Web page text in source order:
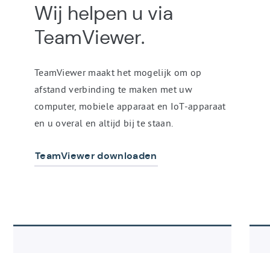
Wij helpen u via
TeamViewer.
TeamViewer maakt het mogelijk om op
afstand verbinding te maken met uw
computer, mobiele apparaat en IoT-apparaat
en u overal en altijd bij te staan.
TeamViewer downloaden
Lijst
Naar
Naar